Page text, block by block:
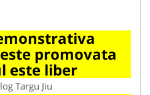
promovata
este liber
Targu Jiu